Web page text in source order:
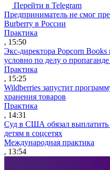
Перейти в Telegram
Предприниматель не смог
Burberry в России
Практика
, 15:50
Экс-директора Popcorn
условно по делу о
Практика
, 15:25
Wildberries запустит
хранения товаров
Практика
, 14:31
Суд в США обязал выплатить
детям в соцсетях
Международная практика
, 13:54